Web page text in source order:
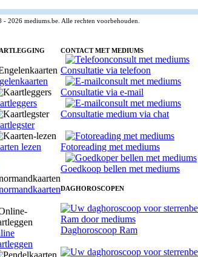
2026 mediums.be. Alle rechten voorbehouden.
lezen
CONTACT MET MEDIUMS
Consultatie via telefoon
Consultatie via e-mail
Consultatie medium via chat
Fotoreading met mediums
Goedkoop bellen met mediums
DAGHOROSCOPEN
Daghoroscoop Ram